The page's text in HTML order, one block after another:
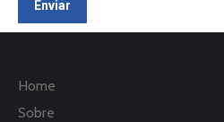
Home
Sobre